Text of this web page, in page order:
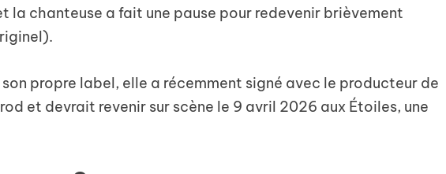
la chanteuse a fait une pause pour redevenir brièvement
propre label, elle a récemment signé avec le producteur de
et devrait revenir sur scène le 9 avril 2026 aux Étoiles, une